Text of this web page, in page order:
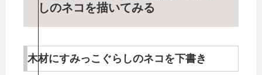
しのネコを描いてみる
木材にすみっこぐらしのネコを下書き